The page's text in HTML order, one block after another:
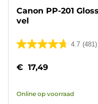
Canon PP-201
vel
4.7 (481)
4.7
de
sterren.
€ 17,49
Online op voorraad